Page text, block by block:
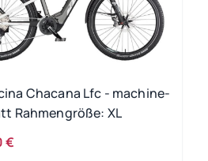
Chacana Lfc - machine-
Rahmengröße: XL
€